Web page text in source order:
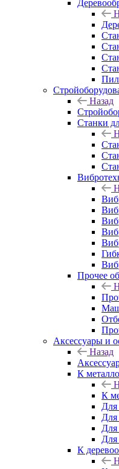
Назад
Станки
Прочее
Аксeccyapы и
Назад
К
К
Для
Для
Для
К